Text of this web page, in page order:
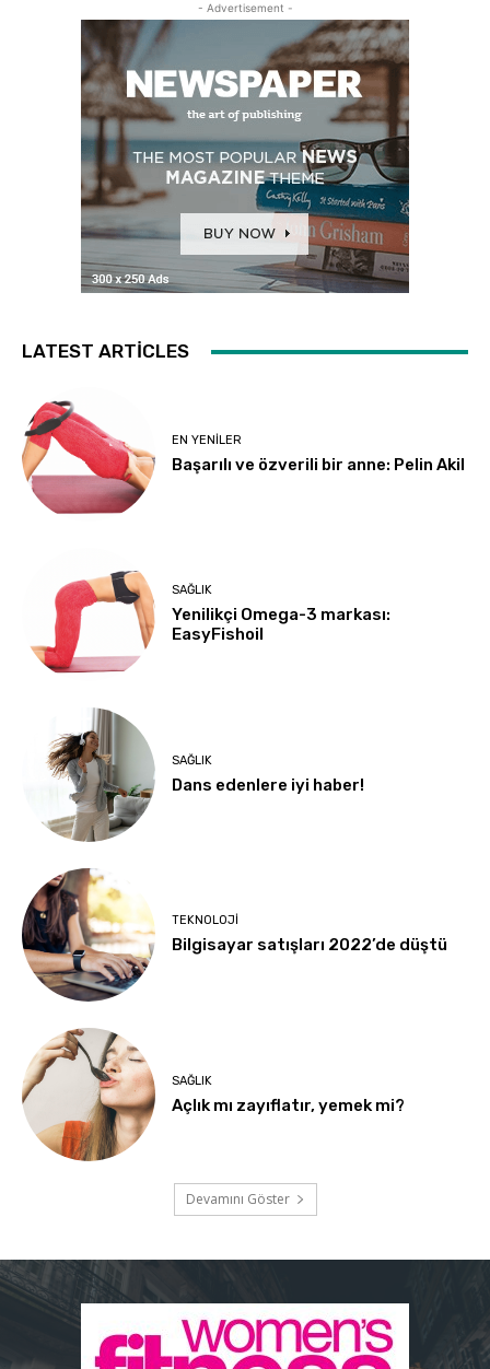
- Advertisement -
LATEST ARTICLES
EN YENILER
Başarılı ve özverili bir anne: Pelin Akil
SAĞLIK
Yenilikçi Omega-3 markası:
EasyFishoil
SAĞLIK
Dans edenlere iyi haber!
TEKNOLOJI
Bilgisayar satışları 2022’de düştü
SAĞLIK
Açlık mı zayıflatır, yemek mi?
Devamını Göster